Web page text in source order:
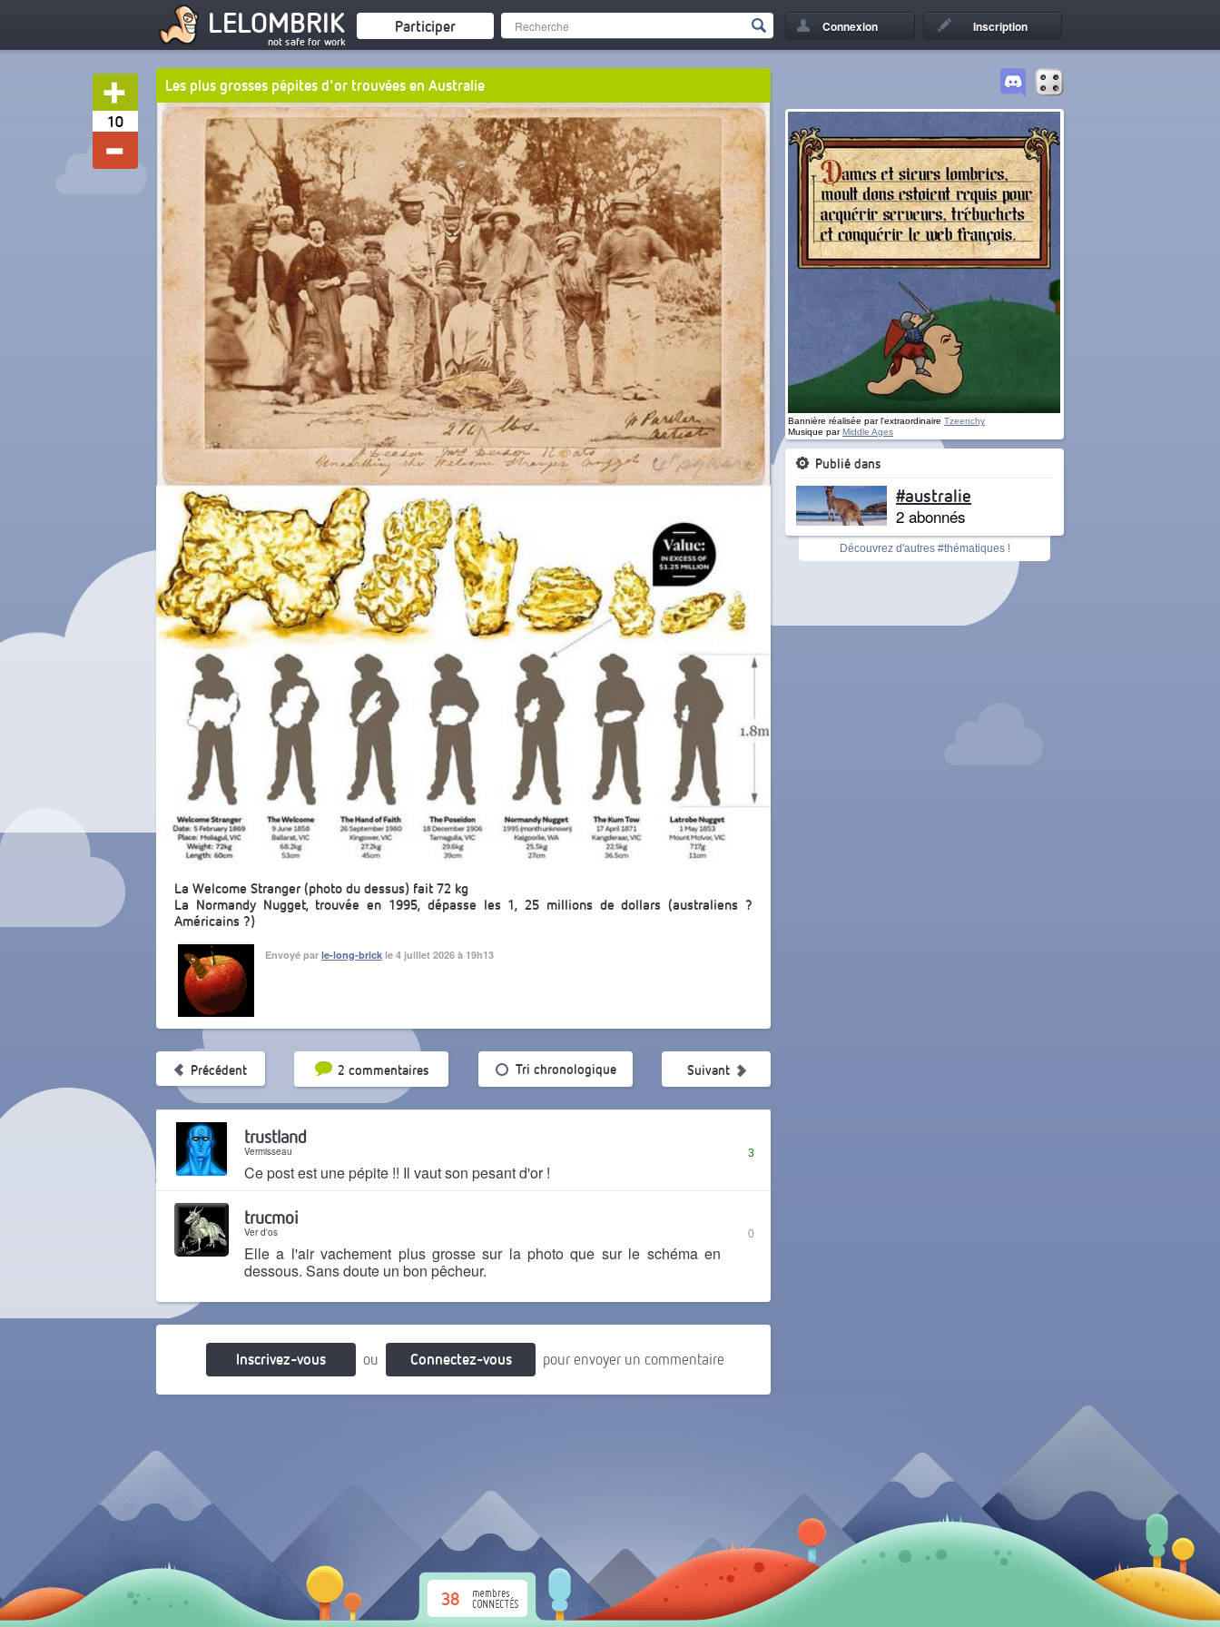
LELOMBRIK
not safe for work
Participer Connexion Inscription
10
Les plus grosses pépites d'or trouvées en Australie
La Welcome Stranger (photo du dessus) fait 72 kg
La Normandy Nugget, trouvée en 1995, dépasse les 1, 25 millions de dollars (australiens ?
Américains ?)
Envoyé par le-long-brick le 4 juillet 2026 à 19h13
Précédent 2 commentaires
Tri par popularité Tri chronologique Suivant
3
trustland
Vermisseau
Ce post est une pépite !! Il vaut son pesant d'or !
0
trucmoi
Ver d'os
Elle a l'air vachement plus grosse sur la photo que sur le schéma en
dessous. Sans doute un bon pêcheur.
Inscrivez-vous ou Connectez-vous pour envoyer un commentaire
Bannière réalisée par l'extraordinaire Tzeenchy
Musique parMiddle Ages
Publié dans
#australie
2 abonnés
Découvrez d'autres #thématiques !
38